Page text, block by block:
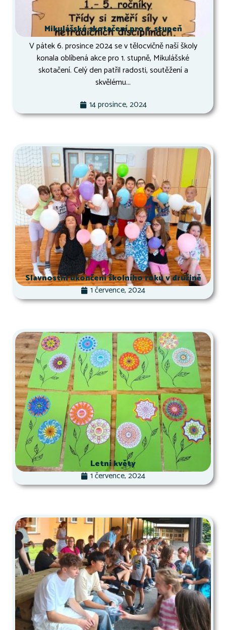
Mikulášské skotačení pro 1. stupeň
V pátek 6. prosince 2024 se v tělocvičně naší školy
konala oblíbená akce pro 1. stupně, Mikulášské
skotačení. Celý den patřil radosti, soutěžení a
skvělému...
14 prosince, 2024
Slavnostní ukončení školního roku v družině
1 července, 2024
Letní květy
1 července, 2024